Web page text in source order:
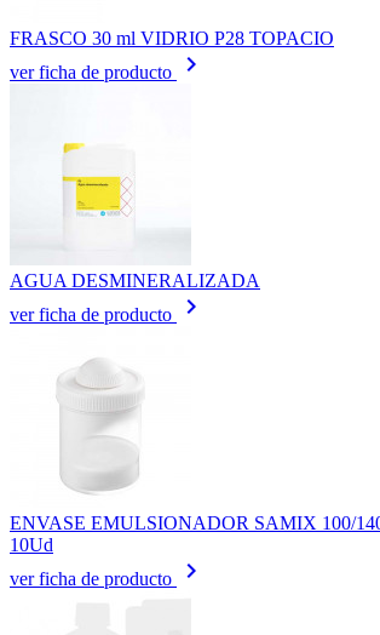
FRASCO 30 ml VIDRIO P28 TOPACIO
ver ficha de producto
keyboard_arrow_right
AGUA DESMINERALIZADA
ver ficha de producto
keyboard_arrow_right
ENVASE EMULSIONADOR SAMIX 100/
10Ud
ver ficha de producto
keyboard_arrow_right